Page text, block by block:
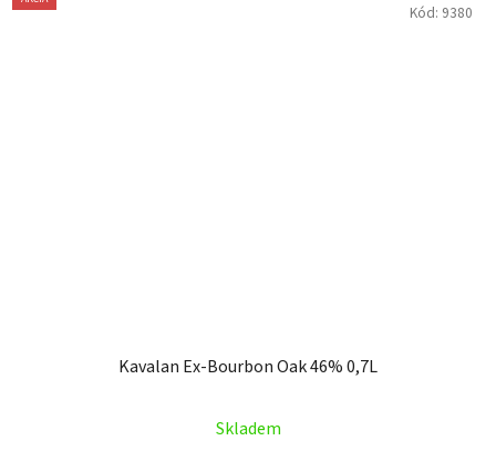
Kavalan Ex-Bourbon Oak 46% 0,7L
Skladem
Kód: 9380